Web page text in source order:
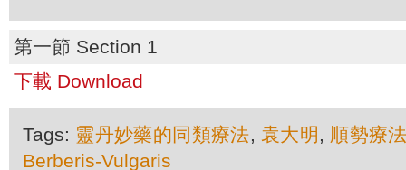
第一節 Section 1
下載 Download
Tags: 靈丹妙藥的同類療法, 袁大明 , 順勢療
Berberis-Vulgaris